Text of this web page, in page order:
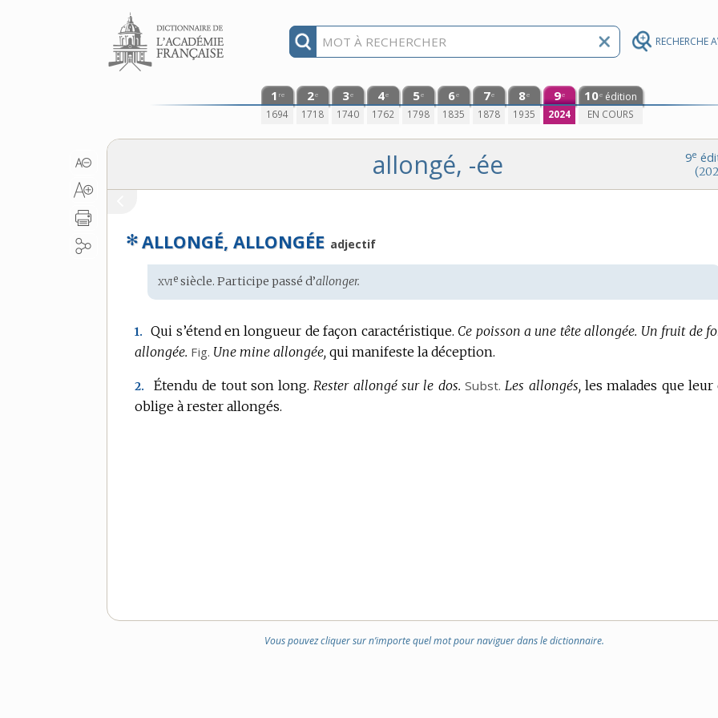
RECHERCHE
Aller au contenu
1 re
1694
2e
1718
3e
1740
4e
1762
5e
1798
6e
1835
7e
1878
8e
1935
9e
2024
10e édition
EN COURS
9e
allongé, -ée
✻ ALLONGÉ, ALLONGÉE adjectif
Étymologie
:
xvie siècle. Participe passé d’allonger.
1. Qui s’étend en longueur de façon caractéristique. Ce poisson a une tête allongée. Un fruit de
allongée. Fig. Une mine allongée, qui manifeste la déception.
2. Étendu de tout son long. Rester allongé sur le dos. Subst. Les allongés, les malades que leur
oblige à rester allongés.
Vous pouvez cliquer sur n’importe quel mot pour naviguer dans le dictionnaire.